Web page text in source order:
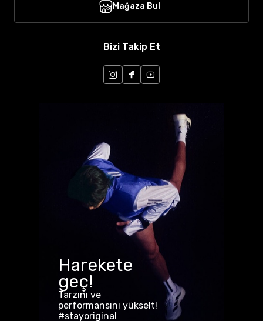
Mağaza Bul
Bizi Takip Et
Harekete
geç!
Tarzını ve
performansını yükselt!
#stayoriginal